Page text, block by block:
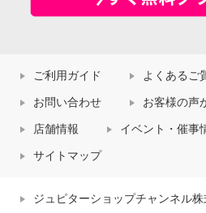
ご利用ガイド よくあるご
お問い合わせ お客様の声
店舗情報 イベント・催事
サイトマップ
ジュピターショップチャンネル